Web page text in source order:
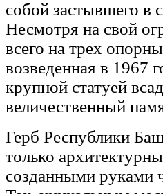
собой застывшего в
Несмотря на свой
всего на трех
возведенная в 1967
крупной статуей
величественный
Герб Республики
только
созданными руками